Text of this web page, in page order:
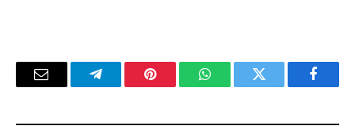
فيسبوك تويتر واتساب بينتيريستتيلقرام
البريد